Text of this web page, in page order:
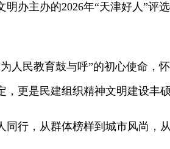
主办的2026年“天津好人”评
民教育鼓与呼”的初心使命，怀
，更是民建组织精神文明建设丰
，从群体榜样到城市风尚，从